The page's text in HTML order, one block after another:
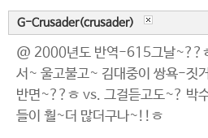
G-Crusader(crusader)
@ 2000년도 반역-615그날~??
서~ 울고불고~ 김대중이 쌍욕-짓
반면~??ㅎ vs. 그걸듣고도~? 박
들이 훨~더 많더구나~!!ㅎ